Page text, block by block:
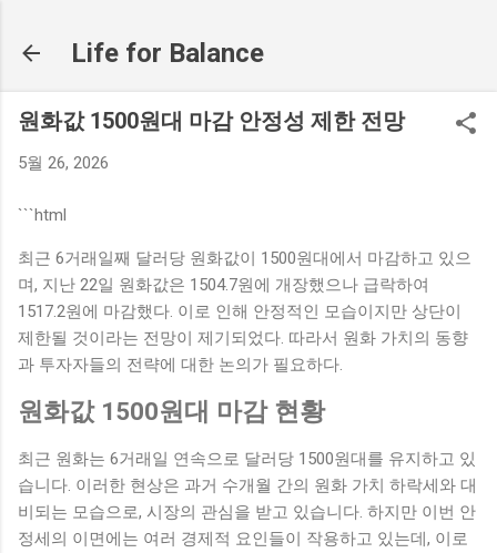
Life for Balance
원화값 1500원대 마감 안정성 제한 전망
5월 26, 2026
```html
최근 6거래일째 달러당 원화값이 1500원대에서 마감하고 있으
며, 지난 22일 원화값은 1504.7원에 개장했으나 급락하여
1517.2원에 마감했다. 이로 인해 안정적인 모습이지만 상단이
제한될 것이라는 전망이 제기되었다. 따라서 원화 가치의 동향
과 투자자들의 전략에 대한 논의가 필요하다.
원화값 1500원대 마감 현황
최근 원화는 6거래일 연속으로 달러당 1500원대를 유지하고 있
습니다. 이러한 현상은 과거 수개월 간의 원화 가치 하락세와 대
비되는 모습으로, 시장의 관심을 받고 있습니다. 하지만 이번 안
정세의 이면에는 여러 경제적 요인들이 작용하고 있는데, 이로